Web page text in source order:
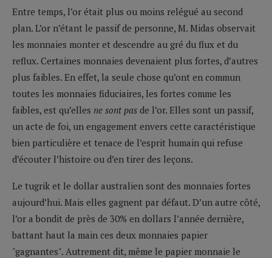
Entre temps, l’or était plus ou moins relégué au second
plan. L’or n’étant le passif de personne, M. Midas observait
les monnaies monter et descendre au gré du flux et du
reflux. Certaines monnaies devenaient plus fortes, d’autres
plus faibles. En effet, la seule chose qu’ont en commun
toutes les monnaies fiduciaires, les fortes comme les
faibles, est qu’elles ne sont pas de l’or. Elles sont un passif,
un acte de foi, un engagement envers cette caractéristique
bien particulière et tenace de l’esprit humain qui refuse
d’écouter l’histoire ou d’en tirer des leçons.
Le tugrik et le dollar australien sont des monnaies fortes
aujourd’hui. Mais elles gagnent par défaut. D’un autre côté,
l’or a bondit de près de 30% en dollars l’année dernière,
battant haut la main ces deux monnaies papier
"gagnantes". Autrement dit, même le papier monnaie le